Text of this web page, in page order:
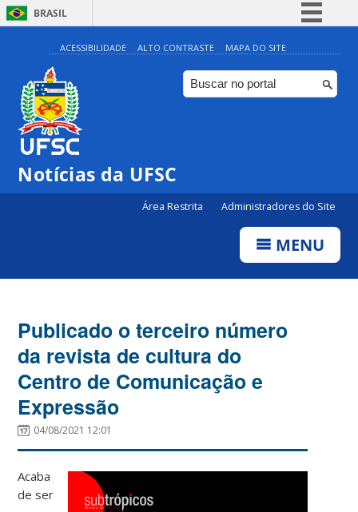
BRASIL
Simplifique!
Comunica BR
Participe
ACESSIBILIDADE ALTO CONTRASTE MAPA DO SITE
Notícias da UFSC
Área Restrita Administradores do Site
MENU
Publicado o terceiro número
da revista de cultura do
Centro de Comunicação e
Expressão
04/08/2021 12:01
Acaba
de ser